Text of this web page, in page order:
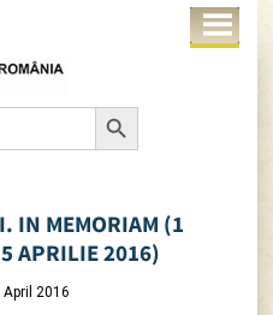
Search Button
IN MEMORIAM (1
APRILIE 2016)
April 2016